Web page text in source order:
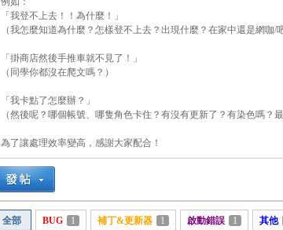
「我登不上去！！為什麼！」
（我怎麼知道為什麼？怎樣登不上去？出現什麼？在家中還是網咖/
「掛商店然後手推車就不見了！」
（同學你都沒在爬文嗎？）
「我卡點了怎麼辦？」
（然後呢？哪個帳號、哪隻角色卡住？有沒有更新了？有染色嗎？
為了讓處理效率變高，感謝大家配合！
全部 BUG 1 補丁&更新器 1 啟動錯誤 1 其他